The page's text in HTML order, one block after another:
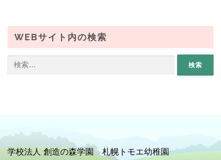
WEBサイト内の検索
学校法人 創造の森学園 札幌トモエ幼稚園